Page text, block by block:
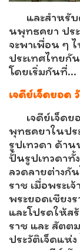
และสำหรับค
นพุทธคยา ปร
จะพาเพื่อน ๆ
ประเทศไทยกั
โดยเริ่มกันที่…
เจดีย์เจ็ดยอด
เจดีย์เจ็ดย
พุทธคยาในปร
รูปเทวดา ด้า
ปั้นรูปเทวดาทั้
ลวดลายต่างกั
ราช เมื่อพระเ
พระยอดเชียง
และโปรดให้ส
ราช และ สัต
ประวัติเจ็ดแห่